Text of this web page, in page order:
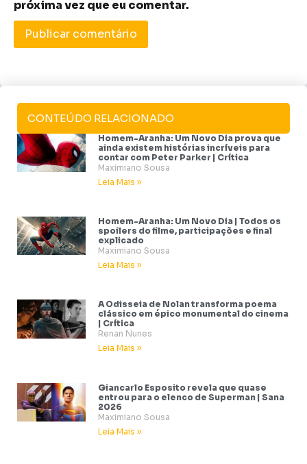
próxima vez que eu comentar.
CONTEÚDO RELACIONADO
Homem-Aranha: Um Novo Dia prova que
ainda existem histórias incríveis para
contar com Peter Parker | Crítica
Maximiano Sousa
Leia Mais »
Homem-Aranha: Um Novo Dia | Todos os
spoilers do filme, participações e final
explicado
Maximiano Sousa
Leia Mais »
A Odisseia de Nolan transforma poema
clássico em épico monumental do cinema
| Crítica
Renan Nunes
Leia Mais »
Giancarlo Esposito revela que quase
entrou para o elenco de Superman | Sana
2026
Maximiano Sousa
Leia Mais »